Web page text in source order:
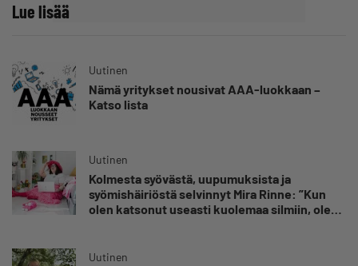
Lue lisää
Uutinen
Nämä yritykset nousivat AAA-luokkaan –
Katso lista
Uutinen
Kolmesta syövästä, uupumuksista ja
syömishäiriöstä selvinnyt Mira Rinne: ”Kun
olen katsonut useasti kuolemaa silmiin, olen
Uutinen